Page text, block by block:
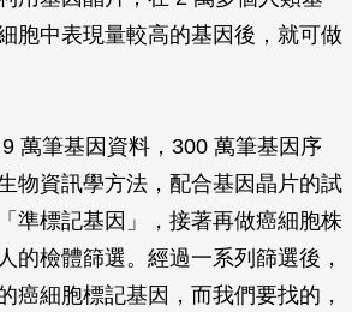
胞中表現量較高的基因後，就可做
萬筆基因資料，300 萬筆基因序
物資訊學方法，配合基因晶片的試
準標記基因」，接著再做癌細胞株
的檢體篩選。經過一系列篩選後，
癌細胞標記基因，而我們要找的，